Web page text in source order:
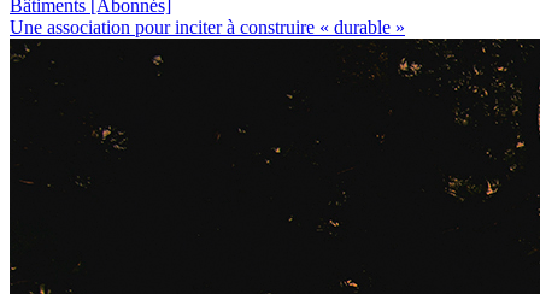
Bâtiments [Abonnés]
Une association pour inciter à construire « durable »